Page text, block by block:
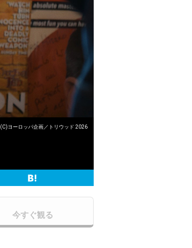
(C)ヨーロッパ企画／トリウッド 2026
今すぐ観る